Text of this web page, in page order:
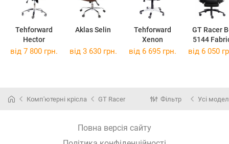
Tehforward
Hector
Aklas Selin
Tehforward
Xenon
GT Racer
5144
від 7 800 грн. від 3 630 грн. від 6 695 грн. від 6 050
Комп'ютерні крісла GT Racer Фільтр Усі
Повна версія сайту